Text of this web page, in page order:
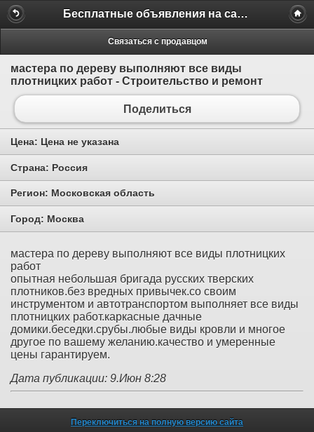
Бесплатные объявления на сайте MILAMO.ru
Связаться с продавцом
мастера по дереву выполняют все виды
плотницких работ - Строительство и ремонт
Поделиться
Цена: Цена не указана
Страна: Россия
Регион: Московская область
Город: Москва
мастера по дереву выполняют все виды плотницких
работ
опытная небольшая бригада русских тверских
плотников.без вредных привычек.со своим
инструментом и автотранспортом выполняет все виды
плотницких работ.каркасные дачные
домики.беседки.срубы.любые виды кровли и многое
другое по вашему желанию.качество и умеренные
цены гарантируем.
Дата публикации: 9.Июн 8:28
Переключиться на полную версию сайта